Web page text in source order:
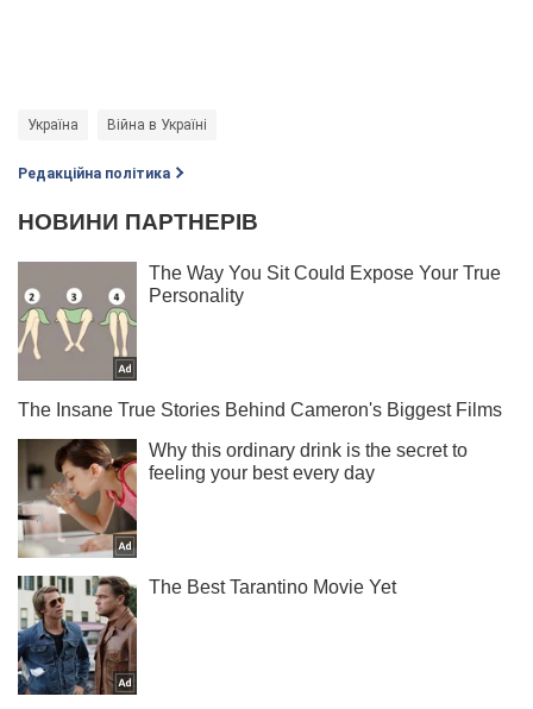
Україна Війна в Україні
Редакційна політика